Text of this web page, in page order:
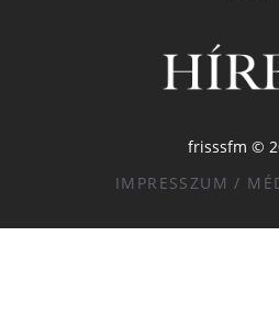
frisssfm ©
IMPRESSZUM /